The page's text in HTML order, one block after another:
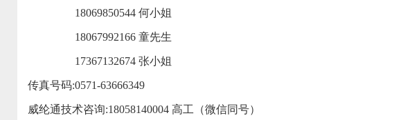
18069850544 何小姐
18067992166 童先生
17367132674 张小姐
传真号码:0571-63666349
威纶通技术咨询:18058140004 高工 （微信同号）